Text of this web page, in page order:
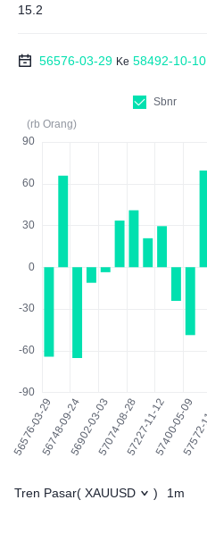
15.2
56576-03-29 Ke 58492-10-10
Sbnr
(rb Orang)
Tren Pasar( XAUUSD ) 1m